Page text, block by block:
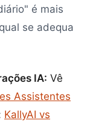
é mais
se adequa
IA: Vê
Assistentes
KallyAI vs